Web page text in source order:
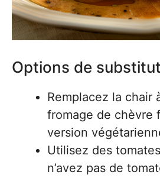
Options de
Remplacez la chair
fromage de chèvre
version
Utilisez des
n’avez pas de